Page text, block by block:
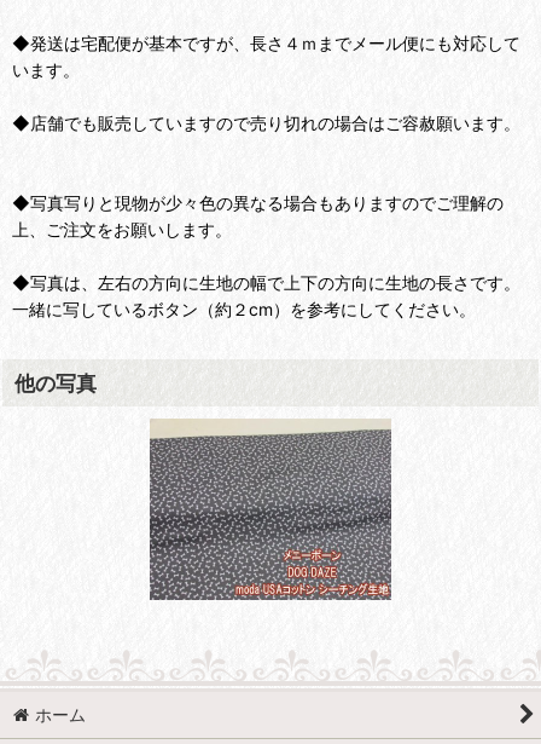
◆発送は宅配便が基本ですが、長さ４ｍまでメール便にも対応して
います。
◆店舗でも販売していますので売り切れの場合はご容赦願います。
◆写真写りと現物が少々色の異なる場合もありますのでご理解の
上、ご注文をお願いします。
◆写真は、左右の方向に生地の幅で上下の方向に生地の長さです。
一緒に写しているボタン（約２cm）を参考にしてください。
他の写真
ホーム